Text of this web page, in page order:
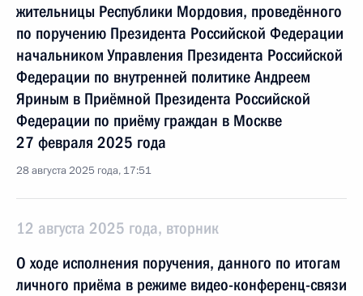
жительницы Республики Мордовия, проведённого
по поручению Президента Российской Федерации
начальником Управления Президента Российской
Федерации по внутренней политике Андреем
Яриным в Приёмной Президента Российской
Федерации по приёму граждан в Москве
27 февраля 2025 года
28 августа 2025 года, 17:51
12 августа 2025 года, вторник
О ходе исполнения поручения, данного по итогам
личного приёма в режиме видео-конференц-связи